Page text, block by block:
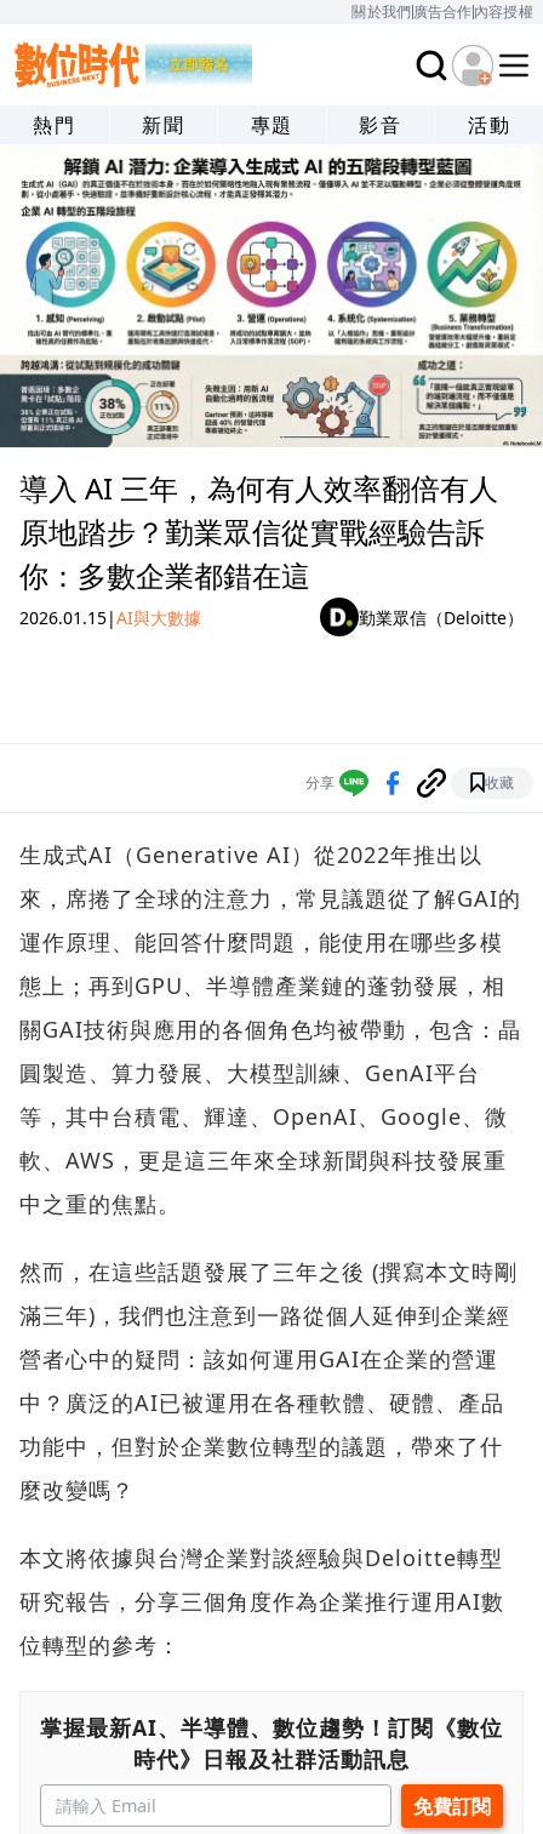
關於我們廣告合作內容授權
熱門 新聞 專題 影音 活動
導入 AI 三年，為何有人效率翻倍有人
原地踏步？勤業眾信從實戰經驗告訴
你：多數企業都錯在這
2026.01.15|AI與大數據 勤業眾信（Deloitte）
分享 收藏
生成式AI（Generative AI）從2022年推出以
來，席捲了全球的注意力，常見議題從了解GAI的
運作原理、能回答什麼問題，能使用在哪些多模
態上；再到GPU、半導體產業鏈的蓬勃發展，相
關GAI技術與應用的各個角色均被帶動，包含：晶
圓製造、算力發展、大模型訓練、GenAI平台
等，其中台積電、輝達、OpenAI、Google、微
軟、AWS，更是這三年來全球新聞與科技發展重
中之重的焦點。
然而，在這些話題發展了三年之後 (撰寫本文時剛
滿三年)，我們也注意到一路從個人延伸到企業經
營者心中的疑問：該如何運用GAI在企業的營運
中？廣泛的AI已被運用在各種軟體、硬體、產品
功能中，但對於企業數位轉型的議題，帶來了什
麼改變嗎？
本文將依據與台灣企業對談經驗與Deloitte轉型
研究報告，分享三個角度作為企業推行運用AI數
位轉型的參考：
掌握最新AI、半導體、數位趨勢！訂閱《數位
時代》日報及社群活動訊息